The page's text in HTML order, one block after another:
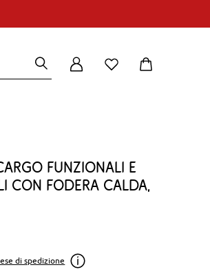
funzionali e
con fodera calda,
di spedizione